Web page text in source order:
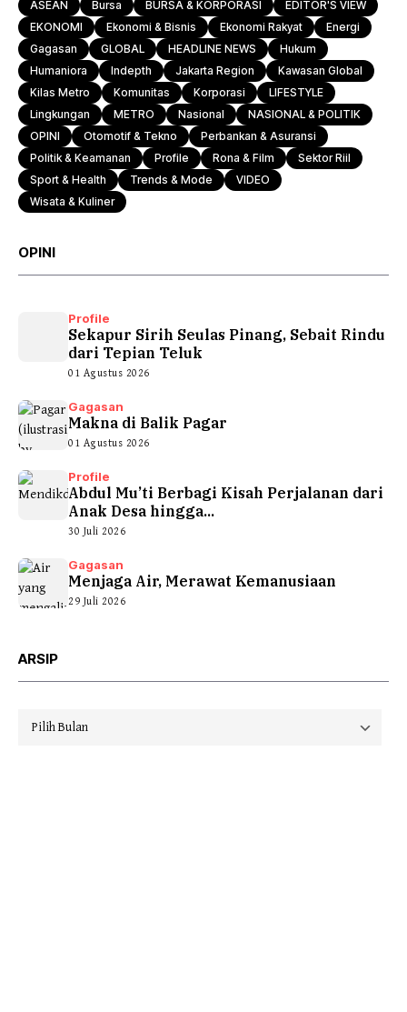
ASEAN Bursa BURSA & KORPORASI
EDITOR'S VIEW
EKONOMI
Ekonomi & Bisnis Ekonomi Rakyat
Energi
Gagasan
GLOBAL HEADLINE NEWS
Hukum
Humaniora
Indepth Jakarta Region
Kawasan Global
Kilas Metro
Komunitas Korporasi
LIFESTYLE
Lingkungan
METRO Nasional
NASIONAL & POLITIK
OPINI
Otomotif & Tekno
Perbankan & Asuransi
Politik & Keamanan
Profile Rona & Film
Sektor Riil
Sport & Health
Trends & Mode
VIDEO
Wisata & Kuliner
OPINI
Profile
Sekapur Sirih Seulas Pinang, Sebait Rindu
dari Tepian Teluk
01 Agustus 2026
Gagasan
Makna di Balik Pagar
01 Agustus 2026
Profile
Abdul Mu’ti Berbagi Kisah Perjalanan dari
Anak Desa hingga...
30 Juli 2026
Gagasan
Menjaga Air, Merawat Kemanusiaan
29 Juli 2026
ARSIP
Arsip